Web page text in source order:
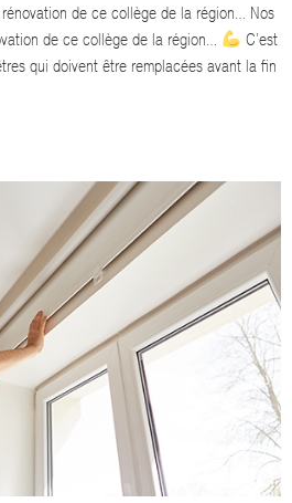
de ce collège de la région… Nos
de ce collège de la région…
C’est
qui doivent être remplacées avant la fin